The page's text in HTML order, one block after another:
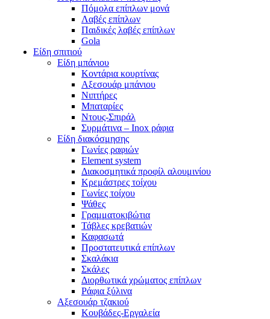
Πόμολα επίπλων μονά
Λαβές επίπλων
Παιδικές λαβές επίπλων
Gola
Είδη σπιτιού
Είδη μπάνιου
Κοντάρια κουρτίνας
Αξεσουάρ μπάνιου
Νιπτήρες
Μπαταρίες
Ντους-Σπιράλ
Συρμάτινα – Inox ράφια
Είδη διακόσμησης
Γωνίες ραφιών
Element system
Διακοσμητικά προφίλ αλουμινίου
Κρεμάστρες τοίχου
Γωνίες τοίχου
Ψάθες
Γραμματοκιβώτια
Τάβλες κρεβατιών
Καφασωτά
Προστατευτικά επίπλων
Σκαλάκια
Σκάλες
Διορθωτικά χρώματος επίπλων
Ράφια ξύλινα
Αξεσουάρ τζακιού
Κουβάδες-Εργαλεία